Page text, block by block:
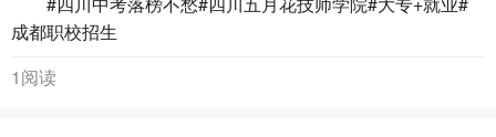
成都职校招生
1阅读